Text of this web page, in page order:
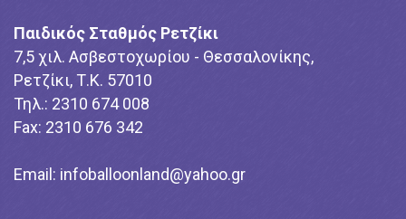
Παιδικός Σταθμός Ρετζίκι
7,5 χιλ. Ασβεστοχωρίου - Θεσσαλονίκης,
Ρετζίκι, Τ.Κ. 57010
Τηλ.: 2310 674 008
Fax: 2310 676 342
Email: infoballoonland@yahoo.gr